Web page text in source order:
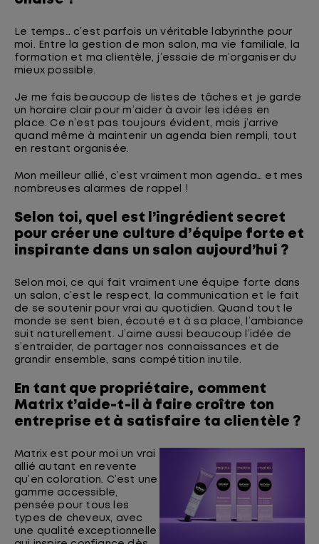
Le temps… c’est parfois un véritable labyrinthe pour
moi. Entre la gestion de mon salon, ma vie familiale, la
formation et ma clientèle, j’essaie de m’organiser du
mieux possible.
Je me fais beaucoup de listes de tâches et je garde
un horaire clair pour m’aider à avoir les idées en
place. Ce n’est pas toujours évident, mais j’arrive
quand même à maintenir un agenda bien rempli, tout
en restant organisée.
Mon meilleur allié, c’est vraiment mon agenda… et mes
nombreuses alarmes de rappel !
Selon toi, quel est l’ingrédient secret
pour créer une culture d’équipe forte et
inspirante dans un salon aujourd’hui ?
Selon moi, ce qui fait vraiment une équipe forte dans
un salon, c’est le respect, la communication et le fait
de se soutenir pour vrai au quotidien. Quand tout le
monde se sent bien, écouté et à sa place, l’ambiance
suit naturellement. J’aime aussi beaucoup l’idée de
s’entraider, de partager nos connaissances et de
grandir ensemble, sans compétition inutile.
En tant que propriétaire, comment
Matrix t’aide-t-il à faire croître ton
entreprise et à satisfaire ta clientèle ?
Matrix est pour moi un vrai
allié autant en revente
qu’en coloration. C’est une
gamme accessible,
pensée pour tous les
types de cheveux, avec
une qualité exceptionnelle